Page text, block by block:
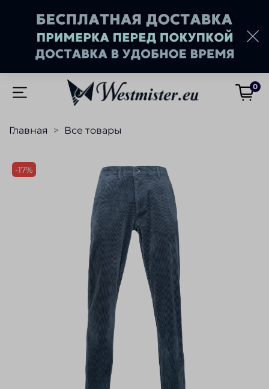
0
Главная Все товары
-17%